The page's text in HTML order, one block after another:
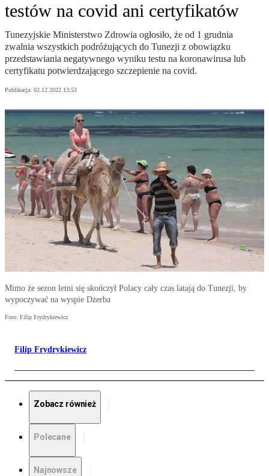
testów na covid ani certyfikatów
Tunezyjskie Ministerstwo Zdrowia ogłosiło, że od 1 grudnia
zwalnia wszystkich podróżujących do Tunezji z obowiązku
przedstawiania negatywnego wyniku testu na koronawirusa lub
certyfikatu potwierdzającego szczepienie na covid.
Publikacja: 02.12.2022 13:53
Mimo że sezon letni się skończył Polacy cały czas latają do Tunezji, by
wypoczywać na wyspie Dżerba
Foto: Filip Frydrykiewicz
Filip Frydrykiewicz
Zobacz również
Polecane
Najnowsze